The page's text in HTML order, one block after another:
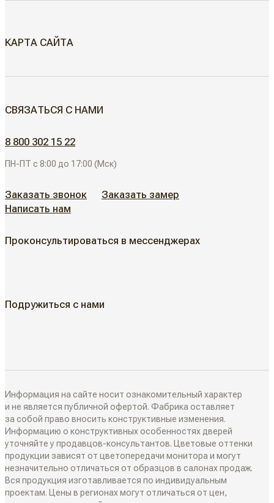
КАРТА САЙТА
АЛЮМИНИЕВЫЕ РЕШЕНИЯ
АКЦИИ
КАК КУПИТЬ
Как замерить
Дизайнеры в вашем городе
Блог
РАЗДВИЖНЫЕ ПЕРЕГОРОДКИ
Классические перегородки
Современные перегородки
Алюминиевые перегородки
СИСТЕМЫ ОТКРЫВАНИЯ
Распашные двери
Складные двери
ИНТЕРЬЕРНЫЕ РЕШЕНИЯ
СВЯЗАТЬСЯ С НАМИ
8 800 302 15 22
ПН-ПТ с 8:00 до 17:00 (Мск)
Заказать звонок
Заказать замер
Написать нам
Проконсультироваться в мессенджерах
Подружиться с нами
Информация на сайте носит ознакомительный характер
и не является публичной офертой. Фабрика оставляет
за собой право вносить конструктивные изменения.
Информацию о конструктивных особенностях дверей
уточняйте у продавцов-консультантов. Цветовые оттенки
продукции зависят от цветопередачи монитора и могут
незначительно отличаться от образцов в салонах продаж.
Вся продукция изготавливается по индивидуальным
проектам. Цены в регионах могут отличаться от цен,